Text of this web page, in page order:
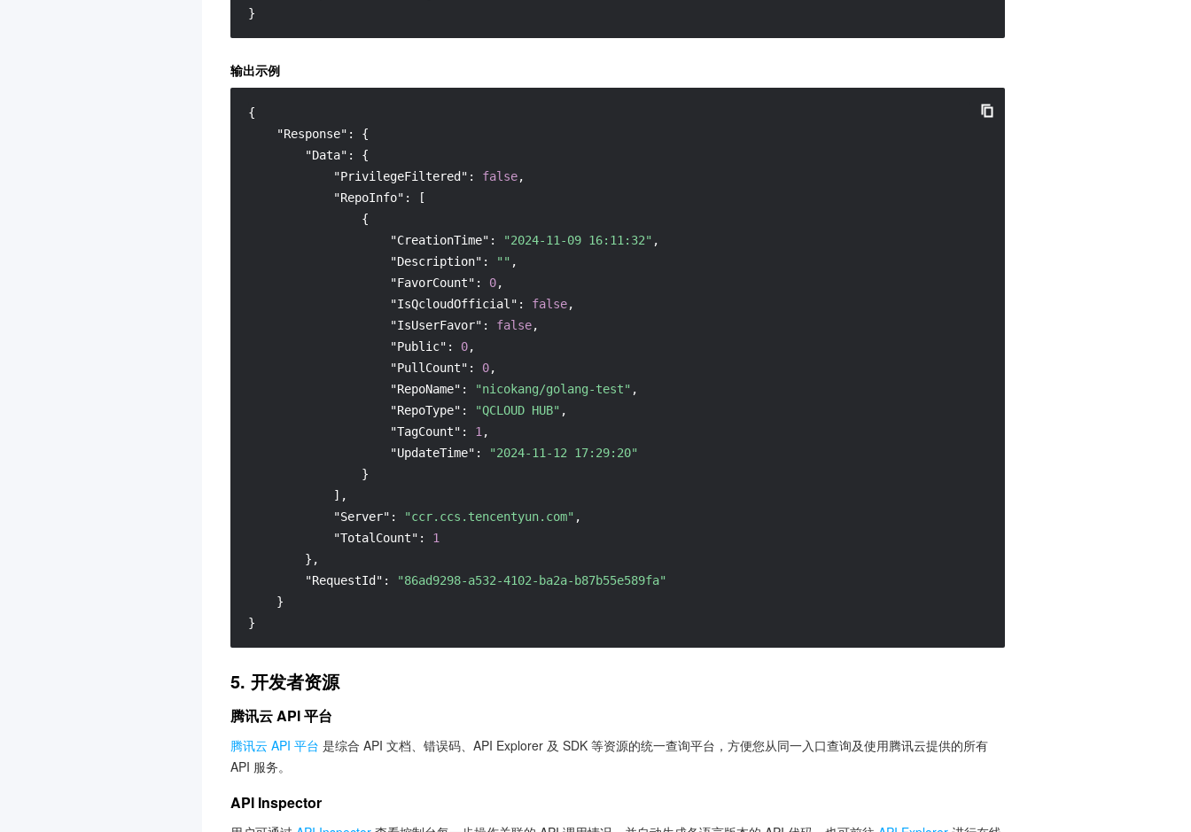
}
输出示例
{
"Response" :
{
"Data" :
{
"PrivilegeFiltered" : false,
"RepoInfo" :
[
{
"CreationTime" : "2024-11-09 16:11:32" ,
"Description" : "" ,
"FavorCount" : 0,
"IsQcloudOfficial" : false,
"IsUserFavor" : false,
"Public" : 0,
"PullCount" : 0,
"RepoName" : "nicokang/golang-test" ,
"RepoType" : "QCLOUD HUB" ,
"TagCount" : 1 ,
"UpdateTime" :
"2024-11-12 17:29:20"
}
] ,
"Server" : "ccr.ccs.tencentyun.com" ,
"TotalCount" :
1
} ,
"RequestId" :
"86ad9298-a532-4102-ba2a-b87b55e589fa"
}
}
5. 开发者资源
腾讯云 API 平台
腾讯云 API 平台 是综合 API 文档、错误码、API Explorer 及 SDK 等资源的统一查询平台，方便您从同一入口查询及使用腾讯云提供的所有
API 服务。
API Inspector